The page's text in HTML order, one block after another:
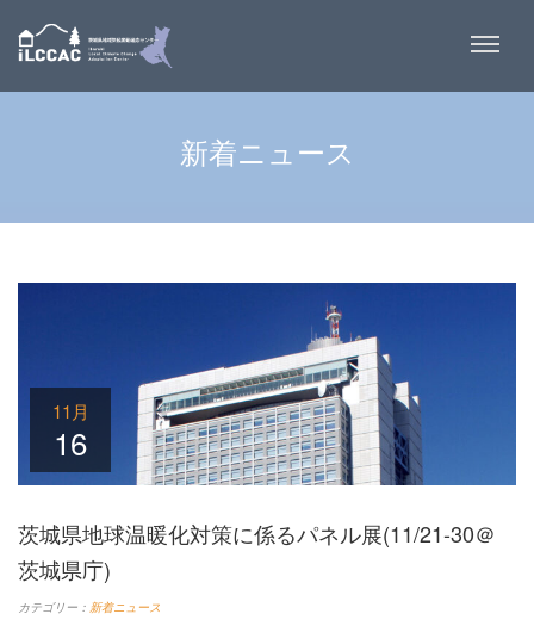
新着ニュース
11月
16
茨城県地球温暖化対策に係るパネル展(11/21-30＠
茨城県庁)
カテゴリー： 新着ニュース